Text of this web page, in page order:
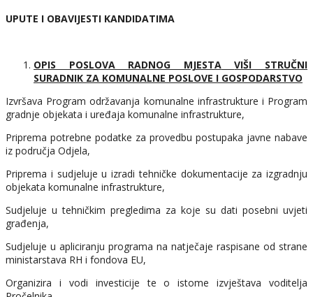
UPUTE I OBAVIJESTI KANDIDATIMA
OPIS POSLOVA RADNOG MJESTA
VIŠI STRUČNI
SURADNIK ZA KOMUNALNE POSLOVE I GOSPODARSTVO
Izvršava Program održavanja komunalne infrastrukture i Program
gradnje objekata i uređaja komunalne infrastrukture,
Priprema potrebne podatke za provedbu postupaka javne nabave
iz područja Odjela,
Priprema i sudjeluje u izradi tehničke dokumentacije za izgradnju
objekata komunalne infrastrukture,
Sudjeluje u tehničkim pregledima za koje su dati posebni uvjeti
građenja,
Sudjeluje u apliciranju programa na natječaje raspisane od strane
ministarstava RH i fondova EU,
Organizira i vodi investicije te o istome izvještava voditelja